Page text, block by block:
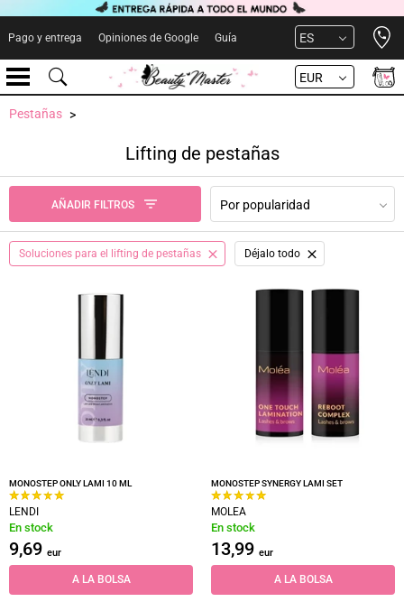
Pago y entrega Opiniones de Google Guía ES
EUR
Pestañas
Lifting de pestañas
AÑADIR FILTROS Por popularidad
Soluciones para el lifting de pestañas Déjalo todo
MONOSTEP ONLY LAMI 10 ML
LENDI
En stock
9,69 eur
A LA BOLSA
MONOSTEP SYNERGY LAMI SET
MOLEA
En stock
13,99 eur
A LA BOLSA